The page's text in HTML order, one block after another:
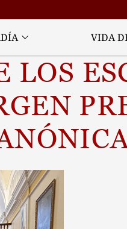
VIDA